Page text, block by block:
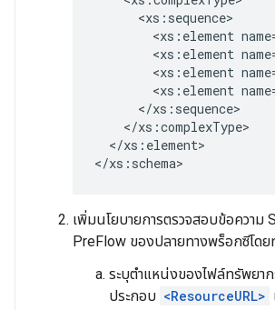
<xs : sequence
<xs : element name
<xs : element name
<xs : element name
<xs : element name
</xs : sequence
</xs :complexType
</xs : element>
</xs : schema>
เพิ่มนโยบายการตรวจสอบข้อความ
PreFlow ของปลายทางพร็อกซีโดย
ระบุตำแหน่งของไฟล์ทรัพยา
ประกอบ <ResourceURL>